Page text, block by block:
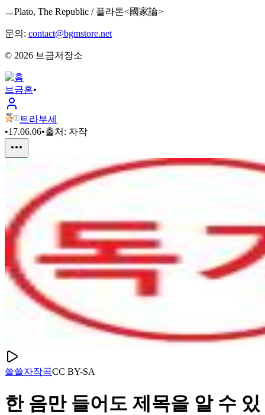
ㅡPlato, The Republic / 플라톤<國家論>
문의: contact@bgmstore.net
© 2026 브금저장소
브금홈•
트라부세
•17.06.06•출처: 자작
쓸쓸자작곡CC BY-SA
한 음만 들어도 제목을 알 수 있